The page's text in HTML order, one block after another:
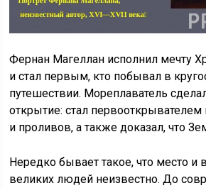
Фернан Магеллан исполнил мечту
и стал первым, кто побывал в
путешествии. Мореплаватель
открытие: стал
и проливов, а также доказал, что
Нередко бывает такое, что место и
великих людей неизвестно. До